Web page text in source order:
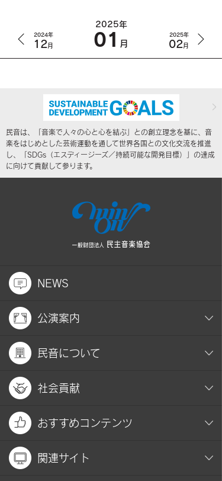
2024年
12月
2025年
01 月
2025年
02月
民音は、「音楽で人々の心と心を結ぶ」との創立理念を基に、音
楽をはじめとした芸術運動を通して世界各国との文化交流を推進
し、「SDGs（エスディージーズ／持続可能な開発目標）」の達成
に向けて貢献して参ります。
NEWS
公演案内
民音について
社会貢献
おすすめコンテンツ
関連サイト